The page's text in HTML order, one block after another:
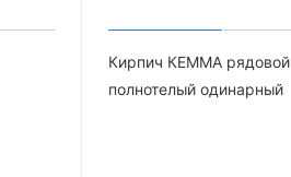
Кирпич КЕММА рядовой
полнотелый одинарный